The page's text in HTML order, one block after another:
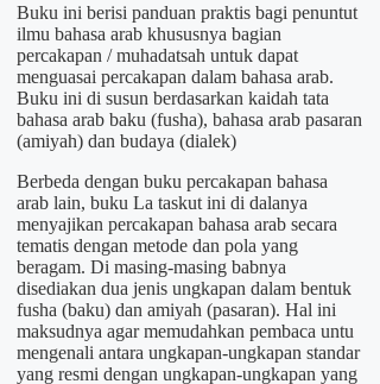
Buku ini berisi panduan praktis bagi penuntut
ilmu bahasa arab khususnya bagian
percakapan / muhadatsah untuk dapat
menguasai percakapan dalam bahasa arab.
Buku ini di susun berdasarkan kaidah tata
bahasa arab baku (fusha), bahasa arab pasaran
(amiyah) dan budaya (dialek)
Berbeda dengan buku percakapan bahasa
arab lain, buku La taskut ini di dalanya
menyajikan percakapan bahasa arab secara
tematis dengan metode dan pola yang
beragam. Di masing-masing babnya
disediakan dua jenis ungkapan dalam bentuk
fusha (baku) dan amiyah (pasaran). Hal ini
maksudnya agar memudahkan pembaca untu
mengenali antara ungkapan-ungkapan standar
yang resmi dengan ungkapan-ungkapan yang